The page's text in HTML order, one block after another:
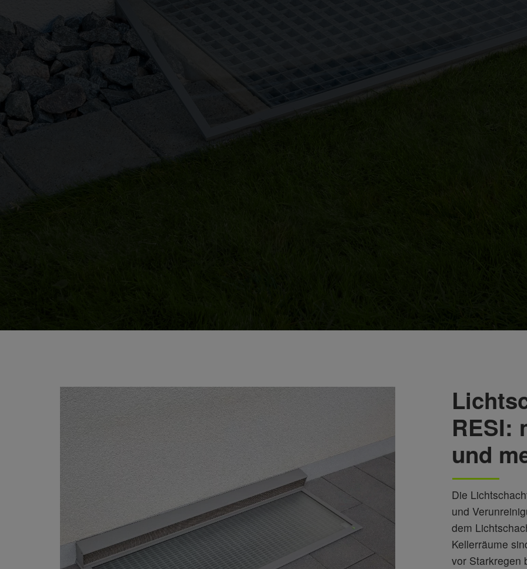
RESI:
und
Die
und
dem
Kellerräume
vor Starkregen